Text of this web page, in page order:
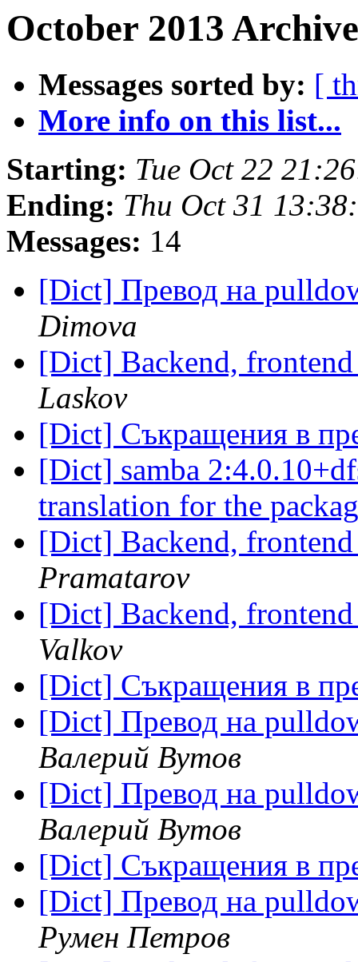
October 2013
Messages sorted by: [
More info on this list...
Starting: Tue Oct 22
Ending: Thu Oct 31
Messages: 14
[Dict] Превод на
Dimova
[Dict] Backend, frontend
Laskov
[Dict] Съкращения в
[Dict] samba
translation for the
[Dict] Backend, frontend
Pramatarov
[Dict] Backend, frontend
Valkov
[Dict] Съкращения в
[Dict] Превод на
Валерий Вутов
[Dict] Превод на
Валерий Вутов
[Dict] Съкращения в
[Dict] Превод на
Румен Петров